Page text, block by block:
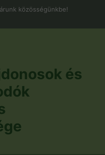
közösségünkbe!
és